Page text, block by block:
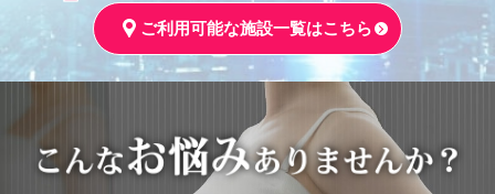
ご利用可能な施設一覧はこちら